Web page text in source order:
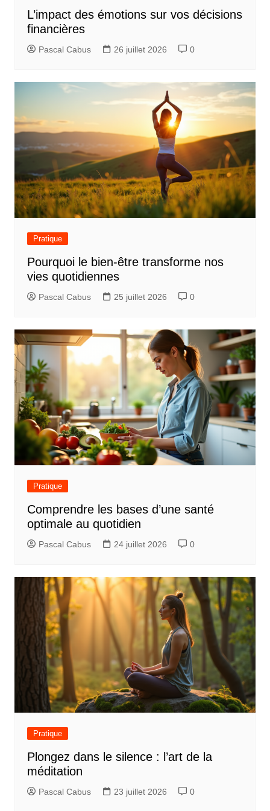
L’impact des émotions sur vos décisions
financières
Pascal Cabus 26 juillet 2026 0
Pratique
Pourquoi le bien-être transforme nos
vies quotidiennes
Pascal Cabus 25 juillet 2026 0
Pratique
Comprendre les bases d’une santé
optimale au quotidien
Pascal Cabus 24 juillet 2026 0
Pratique
Plongez dans le silence : l’art de la
méditation
Pascal Cabus 23 juillet 2026 0